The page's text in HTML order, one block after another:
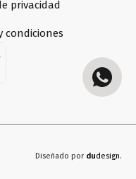
privacidad
condiciones
Diseñado por dudesign.